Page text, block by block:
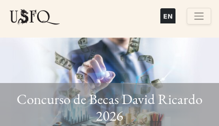
principal
Previous Next
Concurso de Becas David Ricardo
2026